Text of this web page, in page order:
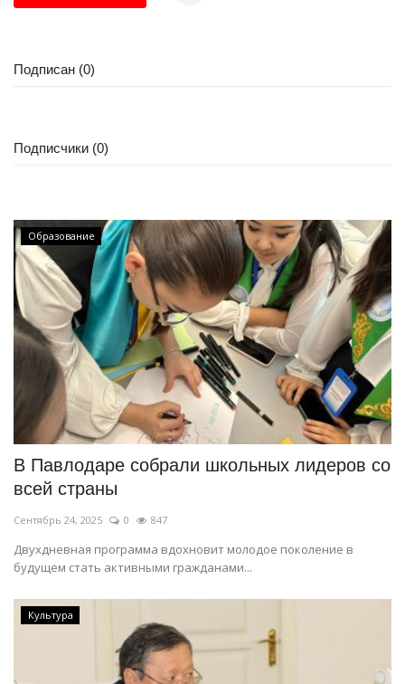
Курултай
Қазақша Русский
Подписан (0)
Подписчики (0)
Образование
В Павлодаре собрали школьных лидеров со
всей страны
Сентябрь 24, 2025 0 847
Двухдневная программа вдохновит молодое поколение в
будущем стать активными гражданами...
Культура